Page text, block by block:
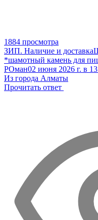
1884 просмотра
ЗИП. Наличие и доставка
*шамотный камень для
РОман02 июня 2026 г. в
Из города Алматы
Прочитать ответ